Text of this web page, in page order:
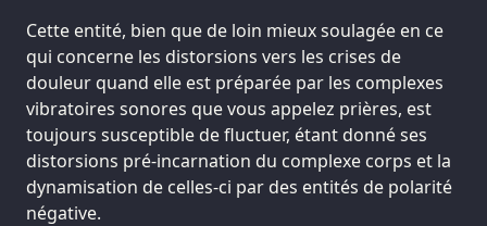
Cette entité, bien que de loin mieux soulagée en ce
qui concerne les distorsions vers les crises de
douleur quand elle est préparée par les complexes
vibratoires sonores que vous appelez prières, est
toujours susceptible de fluctuer, étant donné ses
distorsions pré-incarnation du complexe corps et la
dynamisation de celles-ci par des entités de polarité
négative.